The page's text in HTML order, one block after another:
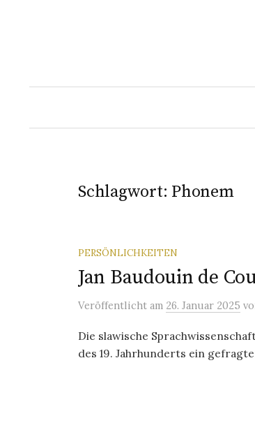
Schlagwort: Phonem
PERSÖNLICHKEITEN
Jan Baudouin de
Veröffentlicht am 26. Januar 2025
Die slawische
des 19. Jahrhunderts ein